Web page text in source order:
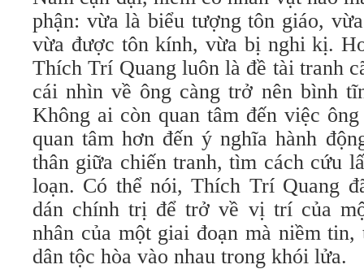
phận: vừa là biểu tượng tôn giáo,
vừa được tôn kính, vừa bị nghi kị.
Thích Trí Quang luôn là đề tài tranh
cái nhìn về ông càng trở nên bình
Không ai còn quan tâm đến việc
quan tâm hơn đến ý nghĩa hành
thân giữa chiến tranh, tìm cách cứu
loạn. Có thể nói, Thích Trí Quang
dán chính trị để trở về vị trí của
nhân của một giai đoạn mà niềm
dân tộc hòa vào nhau trong khói lửa.